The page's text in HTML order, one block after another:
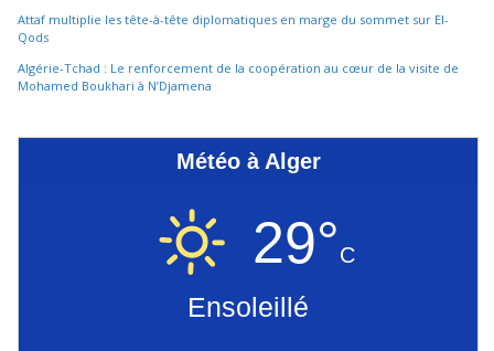
Attaf multiplie les tête-à-tête diplomatiques en marge du sommet sur El-
Qods
Algérie-Tchad : Le renforcement de la coopération au cœur de la visite de
Mohamed Boukhari à N’Djamena
Météo à Alger
29°C
Ensoleillé